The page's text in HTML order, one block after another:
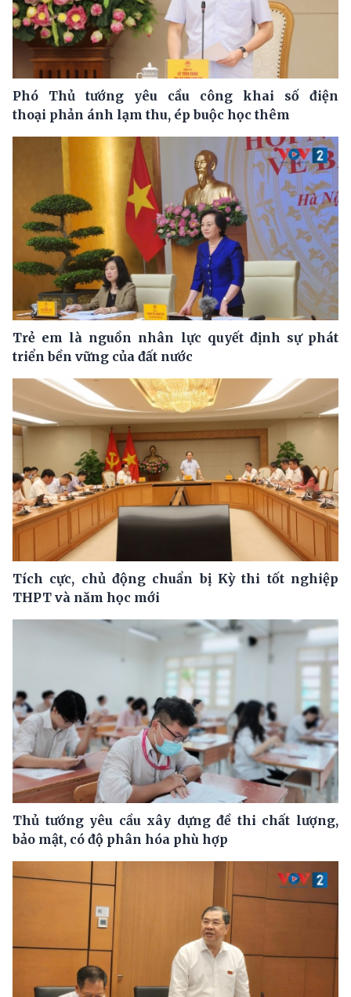
Phó Thủ tướng yêu cầu công khai số điện
thoại phản ánh lạm thu, ép buộc học thêm
Trẻ em là nguồn nhân lực quyết định sự phát
triển bền vững của đất nước
Tích cực, chủ động chuẩn bị Kỳ thi tốt nghiệp
THPT và năm học mới
Thủ tướng yêu cầu xây dựng đề thi chất lượng,
bảo mật, có độ phân hóa phù hợp